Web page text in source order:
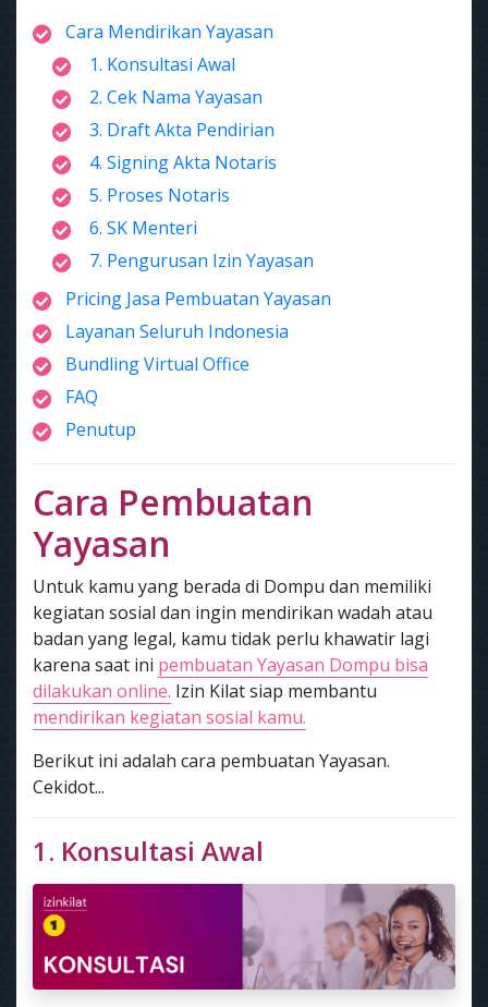
Cara Mendirikan Yayasan
1. Konsultasi Awal
2. Cek Nama Yayasan
3. Draft Akta Pendirian
4. Signing Akta Notaris
5. Proses Notaris
6. SK Menteri
7. Pengurusan Izin Yayasan
Pricing Jasa Pembuatan Yayasan
Layanan Seluruh Indonesia
Bundling Virtual Office
FAQ
Penutup
Cara Pembuatan
Yayasan
Untuk kamu yang berada di Dompu dan memiliki
kegiatan sosial dan ingin mendirikan wadah atau
badan yang legal, kamu tidak perlu khawatir lagi
karena saat ini pembuatan Yayasan Dompu bisa
dilakukan online. Izin Kilat siap membantu
mendirikan kegiatan sosial kamu.
Berikut ini adalah cara pembuatan Yayasan.
Cekidot...
1. Konsultasi Awal